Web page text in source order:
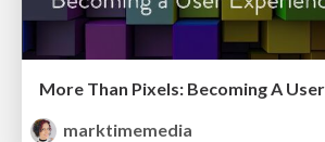
marktimemedia